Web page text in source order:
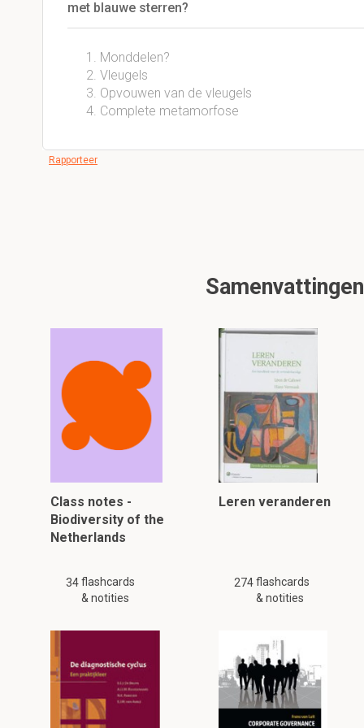
met blauwe sterren?
Monddelen?
Vleugels
Opvouwen van de vleugels
Complete metamorfose
Rapporteer
Class notes -
Biodiversity of the
Netherlands
34flashcards
& notities
Leren veranderen
274 flashcards
& notities